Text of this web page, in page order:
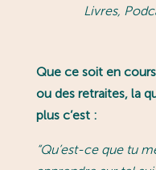
Livres,
Que ce soit en
ou des retraites, la
plus c’est :
“Qu’est-ce que tu